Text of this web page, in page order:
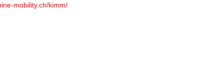
mobility.ch/kimm/